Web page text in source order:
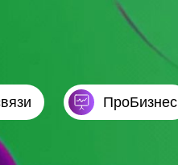
ПроБизнес